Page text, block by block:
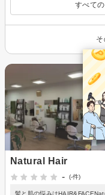
すべて
Natural Hair
-
(-件)
髪と肌の悩みは